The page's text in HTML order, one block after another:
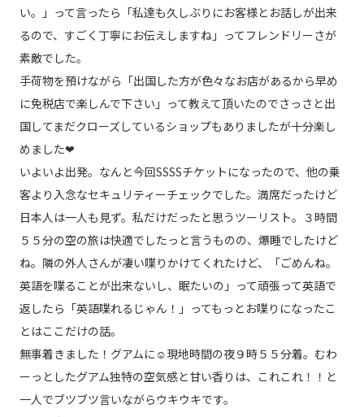
い。」って言ったら「私達も久しぶりにお客様とお話しが出来
るので、すごく丁寧にお伝えしますね」ってフレンドリーさが
素敵でした。
手荷物を預けながら「出国した方が色々なお店があるから早め
に免税店で楽しんで下さい」って教えて頂いたのでさっさと出
国してまだクローズしているショップもありましたが十分楽し
めました❤︎
いよいよ出発。なんと今回SSSSチケットになったので、他の乗
客より入念なセキュリティーチェックでした。満席だったけど
日本人は一人も見ず。私だけだったと思うツーリスト。３時間
５５分の空の旅は快適でしたっと言うものの、爆睡でしたけど
ね。隣の外人さんが凄い喋りかけてくれたけど、「ごめんね。
英語を喋ることが出来ないし、眠たいの」って頑張って英語で
返したら「英語喋れるじゃん！」ってもっとお喋りになったこ
とはここだけの話。
無事着きました！グアムに☺️現地時間の夜９時５５分着。むわ
ーっとしたグアム独特の空気感と甘い香りは、これこれ！！と
一人でブツブツ言いながらウキウキです。